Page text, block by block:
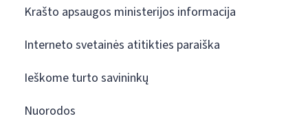
Krašto apsaugos ministerijos informacija
Interneto svetainės atitikties paraiška
Ieškome turto savininkų
Nuorodos